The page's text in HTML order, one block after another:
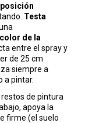
posición
Testa
de la
entre el spray y
de 25 cm
siempre a
a pintar.
de pintura
apoya la
firme (el suelo